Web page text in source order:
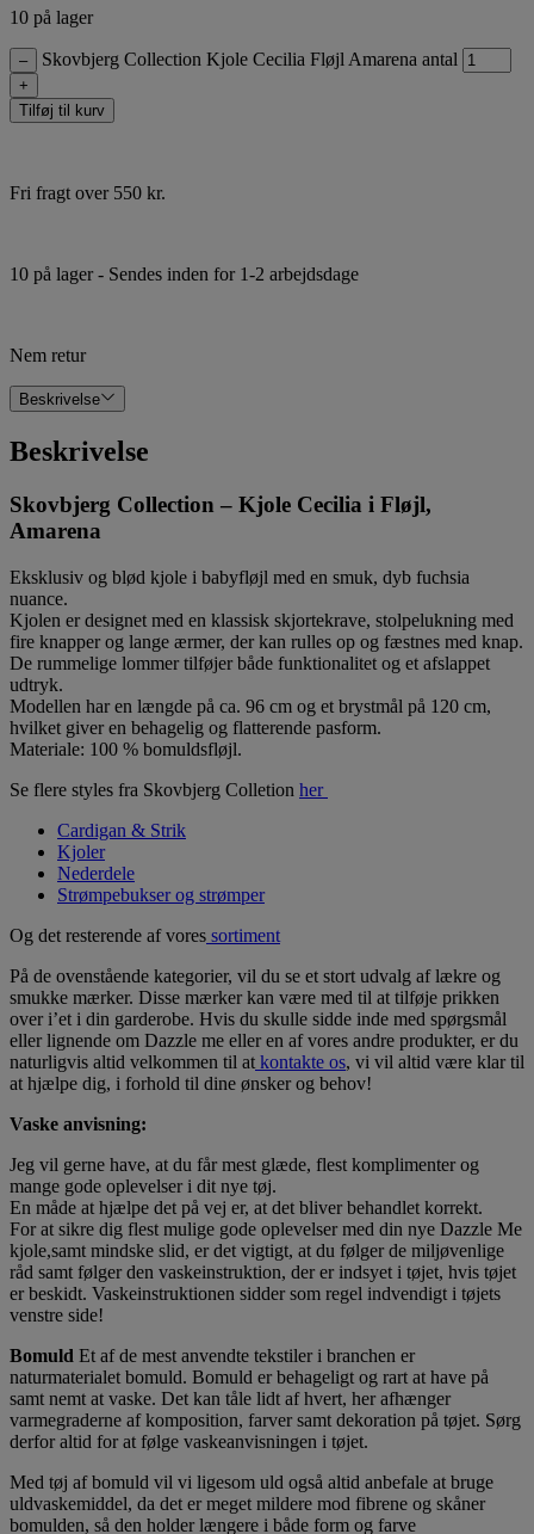
10 på lager
– Skovbjerg Collection Kjole Cecilia Fløjl Amarena antal
+
Tilføj til kurv
Fri fragt over 550 kr.
10 på lager - Sendes inden for 1-2 arbejdsdage
Nem retur
Beskrivelse
Beskrivelse
Skovbjerg Collection – Kjole Cecilia i Fløjl,
Amarena
Eksklusiv og blød kjole i babyfløjl med en smuk, dyb fuchsia
nuance.
Kjolen er designet med en klassisk skjortekrave, stolpelukning med
fire knapper og lange ærmer, der kan rulles op og fæstnes med knap.
De rummelige lommer tilføjer både funktionalitet og et afslappet
udtryk.
Modellen har en længde på ca. 96 cm og et brystmål på 120 cm,
hvilket giver en behagelig og flatterende pasform.
Materiale: 100 % bomuldsfløjl.
Se flere styles fra Skovbjerg Colletion her
Cardigan & Strik
Kjoler
Nederdele
Strømpebukser og strømper
Og det resterende af vores sortiment
På de ovenstående kategorier, vil du se et stort udvalg af lækre og
smukke mærker. Disse mærker kan være med til at tilføje prikken
over i’et i din garderobe. Hvis du skulle sidde inde med spørgsmål
eller lignende om Dazzle me eller en af vores andre produkter, er du
naturligvis altid velkommen til at kontakte os, vi vil altid være klar til
at hjælpe dig, i forhold til dine ønsker og behov!
Vaske anvisning:
Jeg vil gerne have, at du får mest glæde, flest komplimenter og
mange gode oplevelser i dit nye tøj.
En måde at hjælpe det på vej er, at det bliver behandlet korrekt.
For at sikre dig flest mulige gode oplevelser med din nye Dazzle Me
kjole,samt mindske slid, er det vigtigt, at du følger de miljøvenlige
råd samt følger den vaskeinstruktion, der er indsyet i tøjet, hvis tøjet
er beskidt. Vaskeinstruktionen sidder som regel indvendigt i tøjets
venstre side!
Bomuld Et af de mest anvendte tekstiler i branchen er
naturmaterialet bomuld. Bomuld er behageligt og rart at have på
samt nemt at vaske. Det kan tåle lidt af hvert, her afhænger
varmegraderne af komposition, farver samt dekoration på tøjet. Sørg
derfor altid for at følge vaskeanvisningen i tøjet.
Med tøj af bomuld vil vi ligesom uld også altid anbefale at bruge
uldvaskemiddel, da det er meget mildere mod fibrene og skåner
bomulden, så den holder længere i både form og farve